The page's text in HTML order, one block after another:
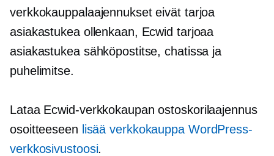
verkkokauppalaajennukset eivät tarjoa
asiakastukea ollenkaan, Ecwid tarjoaa
asiakastukea sähköpostitse, chatissa ja
puhelimitse.
Lataa Ecwid-verkkokaupan ostoskorilaajennus
osoitteeseen lisää verkkokauppa WordPress-
verkkosivustoosi.